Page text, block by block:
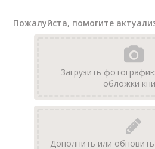
Пожалуйста, помогите
Загрузить
обложки
Дополнить или